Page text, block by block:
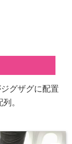
グザグに配置
。